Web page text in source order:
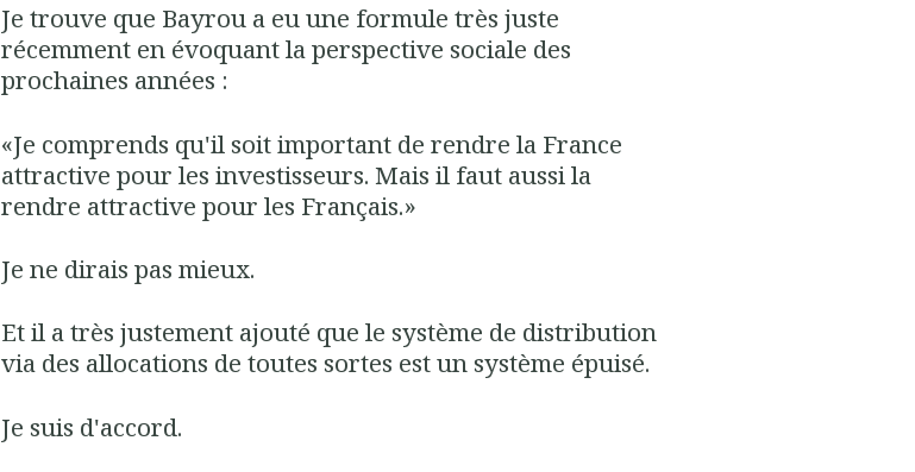
Je trouve que Bayrou a eu une formule très juste
récemment en évoquant la perspective sociale des
prochaines années :
«Je comprends qu'il soit important de rendre la France
attractive pour les investisseurs. Mais il faut aussi la
rendre attractive pour les Français.»
Je ne dirais pas mieux.
Et il a très justement ajouté que le système de distribution
via des allocations de toutes sortes est un système épuisé.
Je suis d'accord.